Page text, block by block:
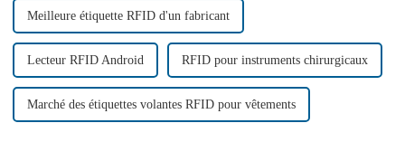
Meilleure étiquette RFID d'un fabricant
Lecteur RFID Android RFID pour instruments chirurgicaux
Marché des étiquettes volantes RFID pour vêtements